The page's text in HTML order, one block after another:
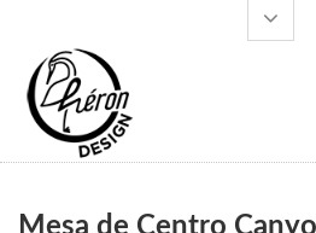
Mesa de Centro